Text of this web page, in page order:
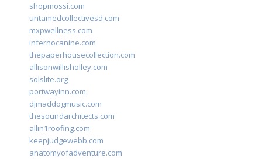
shopmossi.com
untamedcollectivesd.com
mxpwellness.com
infernocanine.com
thepaperhousecollection.com
allisonwillisholley.com
solslite.org
portwayinn.com
djmaddogmusic.com
thesoundarchitects.com
allin1roofing.com
keepjudgewebb.com
anatomyofadventure.com